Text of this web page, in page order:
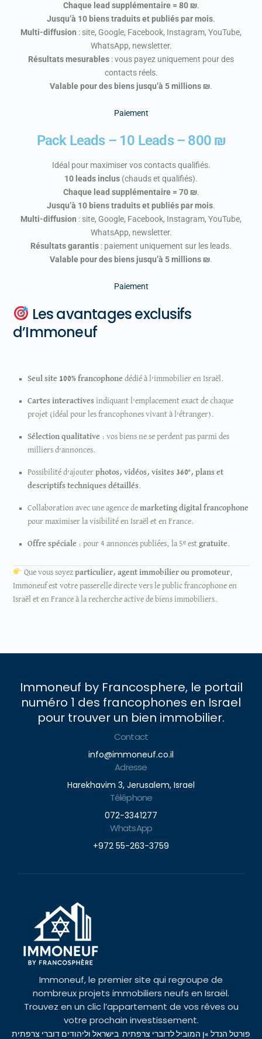
Chaque lead supplémentaire = 80 ₪.
Jusqu’à 10 biens traduits et publiés par mois.
Multi-diffusion : site, Google, Facebook, Instagram, YouTube,
WhatsApp, newsletter.
Résultats mesurables : vous payez uniquement pour des
contacts réels.
Valable pour des biens jusqu’à 5 millions ₪.
Paiement
Pack Leads – 10 Leads – 800 ₪
Idéal pour maximiser vos contacts qualifiés.
10 leads inclus (chauds et qualifiés).
Chaque lead supplémentaire = 70 ₪.
Jusqu’à 10 biens traduits et publiés par mois.
Multi-diffusion : site, Google, Facebook, Instagram, YouTube,
WhatsApp, newsletter.
Résultats garantis : paiement uniquement sur les leads.
Valable pour des biens jusqu’à 5 millions ₪.
Paiement
Les avantages exclusifs
d’Immoneuf
Seul site 100% francophone dédié à l’immobilier en Israël.
Cartes interactives indiquant l’emplacement exact de chaque
projet (idéal pour les francophones vivant à l’étranger).
Sélection qualitative : vos biens ne se perdent pas parmi des
milliers d’annonces.
Possibilité d’ajouter photos, vidéos, visites 360°, plans et
descriptifs techniques détaillés.
Collaboration avec une agence de marketing digital francophone
pour maximiser la visibilité en Israël et en France.
Offre spéciale : pour 4 annonces publiées, la 5ᵉ est gratuite .
Que vous soyez particulier, agent immobilier ou promoteur,
Immoneuf est votre passerelle directe vers le public francophone en
Israël et en France à la recherche active de biens immobiliers.
Immoneuf by Francosphere, le portail
numéro 1 des francophones en Israel
pour trouver un bien immobilier.
Contact
info@immoneuf.co.il
Adresse
Harekhavim 3, Jerusalem, Israel
Téléphone
072-3341277
WhatsApp
+972 55-263-3759
Immoneuf, le premier site qui regroupe de
nombreux projets immobiliers neufs en Israël.
Trouvez en un clic l’appartement de vos rêves ou
votre prochain investissement.
פורטל הנדל »ן המוביל לדוברי צרפתית בישראל וליהודים דוברי צרפתית